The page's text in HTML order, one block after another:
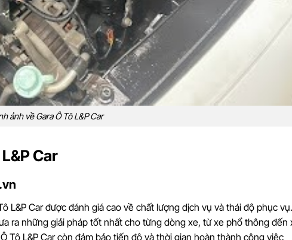
ảnh về Gara Ô Tô L&P Car
Car
L&P Car được đánh giá cao về chất lượng dịch vụ và thái độ phục vụ.
ra những giải pháp tốt nhất cho từng dòng xe, từ xe phổ thông đến
Tô L&P Car còn đảm bảo tiến độ và thời gian hoàn thành công việc